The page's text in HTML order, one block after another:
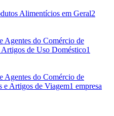
Alimentícios em Geral2
Agentes do Comércio de
de Uso Doméstico1
Agentes do Comércio de
e Artigos de Viagem1 empresa